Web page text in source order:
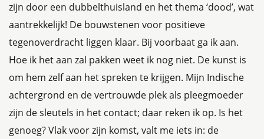
zijn door een dubbelthuisland en het thema ‘dood’, wat
aantrekkelijk! De bouwstenen voor positieve
tegenoverdracht liggen klaar. Bij voorbaat ga ik aan.
Hoe ik het aan zal pakken weet ik nog niet. De kunst is
om hem zelf aan het spreken te krijgen. Mijn Indische
achtergrond en de vertrouwde plek als pleegmoeder
zijn de sleutels in het contact; daar reken ik op. Is het
genoeg? Vlak voor zijn komst, valt me iets in: de